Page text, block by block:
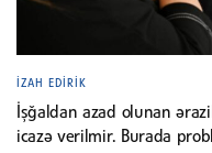
İZAH EDIRIK
İşğaldan azad olunan
icazə verilmir. Burada